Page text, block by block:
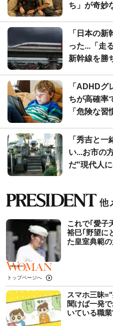
ち」が奇妙
「日本の
った...「走
新幹線を勝
「ADHDグ
ちが高確率
「危険な習
「秀吉と
い...お市の
だ"現代人
これで｢愛子
裕巳｢野望に
た皇室典範
トップページへ
スマホ三昧
聞けば一発
いている職